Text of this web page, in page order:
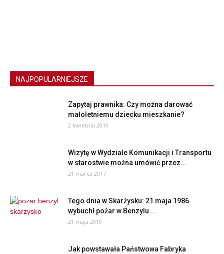
NAJPOPULARNIEJSZE
Zapytaj prawnika: Czy można darować
małoletniemu dziecku mieszkanie?
2 kwietnia 2019
Wizytę w Wydziale Komunikacji i Transportu
w starostwie można umówić przez...
21 marca 2017
Tego dnia w Skarżysku: 21 maja 1986
wybuchł pożar w Benzylu....
21 maja 2019
Jak powstawała Państwowa Fabryka